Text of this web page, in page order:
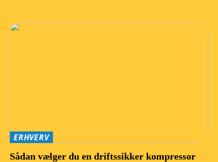
ERHVERV
Sådan vælger du en driftssikker kompressor